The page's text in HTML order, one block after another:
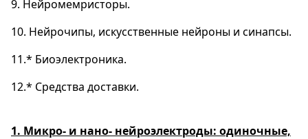
9. Нейромемристоры.
10. Нейрочипы, искусственные нейроны и синапсы.
11.* Биоэлектроника.
12.* Средства доставки.
1. Микро- и нано- нейроэлектроды: одиночные,